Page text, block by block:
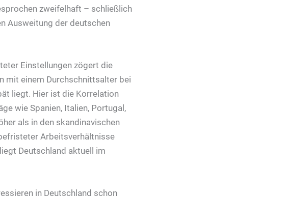
zweifelhaft – schließlich
Ausweitung der deutschen
Einstellungen zögert die
mit einem Durchschnittsalter bei
liegt. Hier ist die Korrelation
wie Spanien, Italien, Portugal,
als in den skandinavischen
Arbeitsverhältnisse
Deutschland aktuell im
in Deutschland schon